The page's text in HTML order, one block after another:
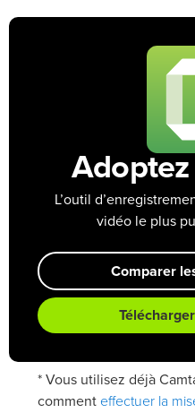
L’outil
vidéo le plus
Comparer
* Vous utilisez déjà
comment effectuer la